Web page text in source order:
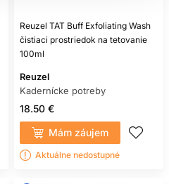
Reuzel TAT Buff Exfoliating Wash
čistiaci prostriedok na tetovanie
100ml
Reuzel
Kadernícke potreby
18.50 €
Mám záujem
Aktuálne nedostupné